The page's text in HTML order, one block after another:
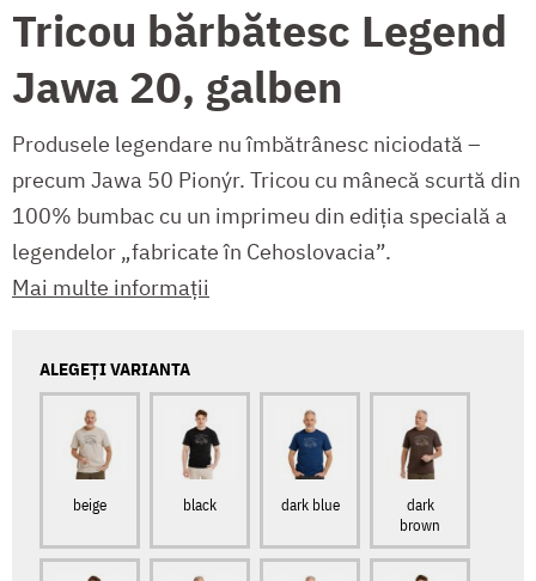
Tricou bărbătesc Legend
Jawa 20, galben
Produsele legendare nu îmbătrânesc niciodată –
precum Jawa 50 Pionýr. Tricou cu mânecă scurtă din
100% bumbac cu un imprimeu din ediția specială a
legendelor „fabricate în Cehoslovacia”.
Mai multe informații
ALEGEȚI VARIANTA
beige black dark blue
dark
brown